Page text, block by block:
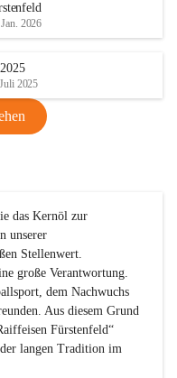
2026
2025
das Kernöl zur
unserer
Stellenwert.
große Verantwortung.
dem Nachwuchs
Aus diesem Grund
Fürstenfeld“
langen Tradition im